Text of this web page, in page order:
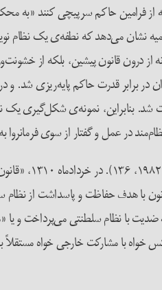
از فرامین حاکم سرپیچی کنند
نشان می‌دهد که نطفه‌ی یک نظام
درون قانون پیشین، بلکه از
برابر قدرت حاکم پایه‌ریزی شد. و
شد. بنابراین، نمونه‌ی شکل‌گیری
در عمل و گفتار از سوی فرمانروا
پس از تاج‌گذاری رضا شاه،
هدف حفاظت و پاسداشت از نظام
با نظام سلطنتی می‌پرداخت و یا
با مشارکت خارجی خواه مستقلاً